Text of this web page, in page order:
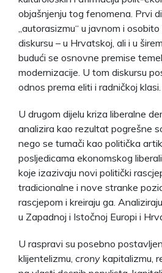
objašnjenju tog fenomena. Prvi
„autorasizmu“ u javnom i
diskursu – u Hrvatskoj, ali i u
budući se osnovne premise
modernizacije. U tom diskursu
odnos prema eliti i radničkoj klasi.
U drugom dijelu kriza liberalne
analizira kao rezultat pogrešne
nego se tumači kao politička
posljedicama ekonomskog
koje izazivaju novi politički
tradicionalne i nove stranke
rascjepom i kreiraju ga.
u Zapadnoj i Istočnoj Europi i
U raspravi su posebno
klijentelizmu, crony kapitalizmu,